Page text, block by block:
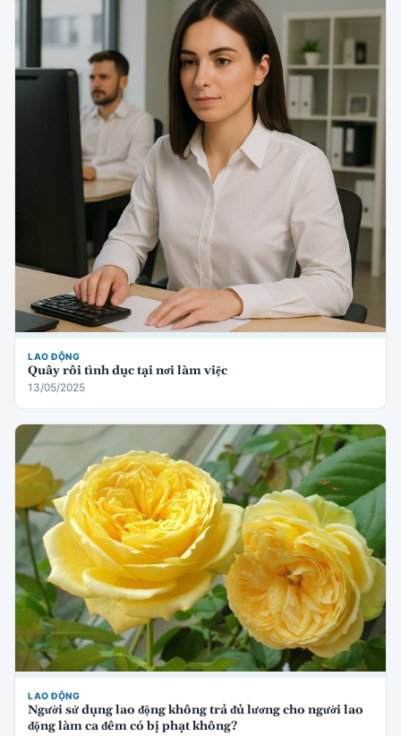
LAO ĐỘNG
Quấy rối tình dục tại nơi làm việc
13/05/2025
LAO ĐỘNG
Người sử dụng lao động không trả đủ lương cho người lao
động làm ca đêm có bị phạt không?